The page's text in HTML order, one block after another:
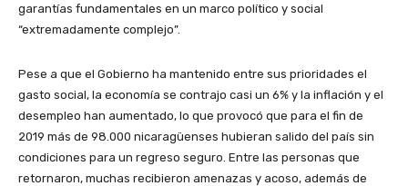
garantías fundamentales en un marco político y social
“extremadamente complejo”.
Pese a que el Gobierno ha mantenido entre sus prioridades el
gasto social, la economía se contrajo casi un 6% y la inflación y el
desempleo han aumentado, lo que provocó que para el fin de
2019 más de 98.000 nicaragüenses hubieran salido del país sin
condiciones para un regreso seguro. Entre las personas que
retornaron, muchas recibieron amenazas y acoso, además de